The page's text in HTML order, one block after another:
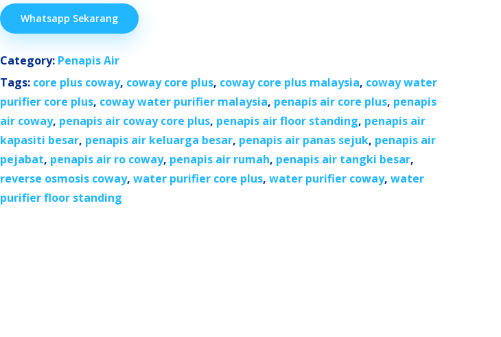
Whatsapp Sekarang
Category: Penapis Air
Tags: core plus coway, coway core plus, coway core plus malaysia, coway water
purifier core plus, coway water purifier malaysia, penapis air core plus, penapis
air coway, penapis air coway core plus, penapis air floor standing, penapis air
kapasiti besar, penapis air keluarga besar, penapis air panas sejuk, penapis air
pejabat, penapis air ro coway, penapis air rumah, penapis air tangki besar,
reverse osmosis coway, water purifier core plus, water purifier coway, water
purifier floor standing